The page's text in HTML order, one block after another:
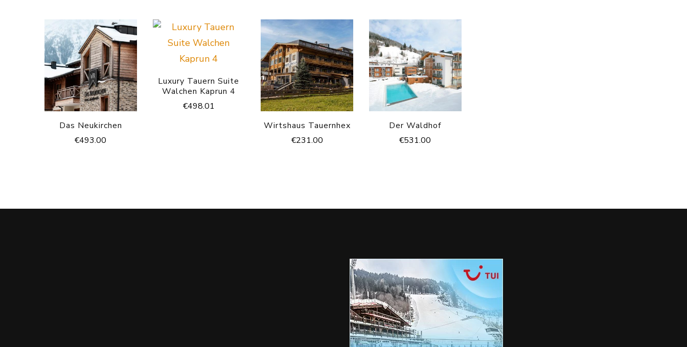
Das Neukirchen
€493.00
Luxury Tauern Suite
Walchen Kaprun 4
€498.01
Wirtshaus Tauernhex
€231.00
Der Waldhof
€531.00